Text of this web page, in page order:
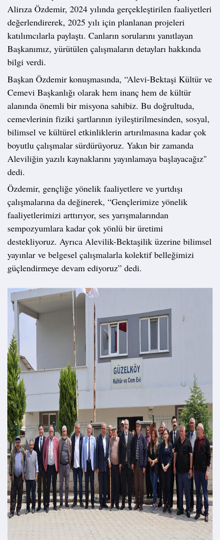
Alirıza Özdemir, 2024 yılında gerçekleştirilen faaliyetleri
değerlendirerek, 2025 yılı için planlanan projeleri
katılımcılarla paylaştı. Canların sorularını yanıtlayan
Başkanımız, yürütülen çalışmaların detayları hakkında
bilgi verdi.
Başkan Özdemir konuşmasında, “Alevi-Bektaşi Kültür ve
Cemevi Başkanlığı olarak hem inanç hem de kültür
alanında önemli bir misyona sahibiz. Bu doğrultuda,
cemevlerinin fiziki şartlarının iyileştirilmesinden, sosyal,
bilimsel ve kültürel etkinliklerin artırılmasına kadar çok
boyutlu çalışmalar sürdürüyoruz. Yakın bir zamanda
Aleviliğin yazılı kaynaklarını yayınlamaya başlayacağız"
dedi.
Özdemir, gençliğe yönelik faaliyetlere ve yurtdışı
çalışmalarına da değinerek, “Gençlerimize yönelik
faaliyetlerimizi arttırıyor, ses yarışmalarından
sempozyumlara kadar çok yönlü bir üretimi
destekliyoruz. Ayrıca Alevilik-Bektaşilik üzerine bilimsel
yayınlar ve belgesel çalışmalarla kolektif belleğimizi
güçlendirmeye devam ediyoruz” dedi.